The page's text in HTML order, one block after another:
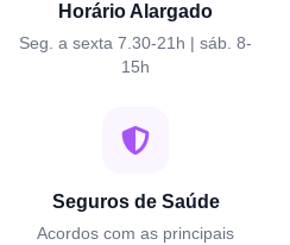
Horário Alargado
Seg. a sexta 7.30-21h | sáb. 8-
15h
Seguros de Saúde
Acordos com as principais